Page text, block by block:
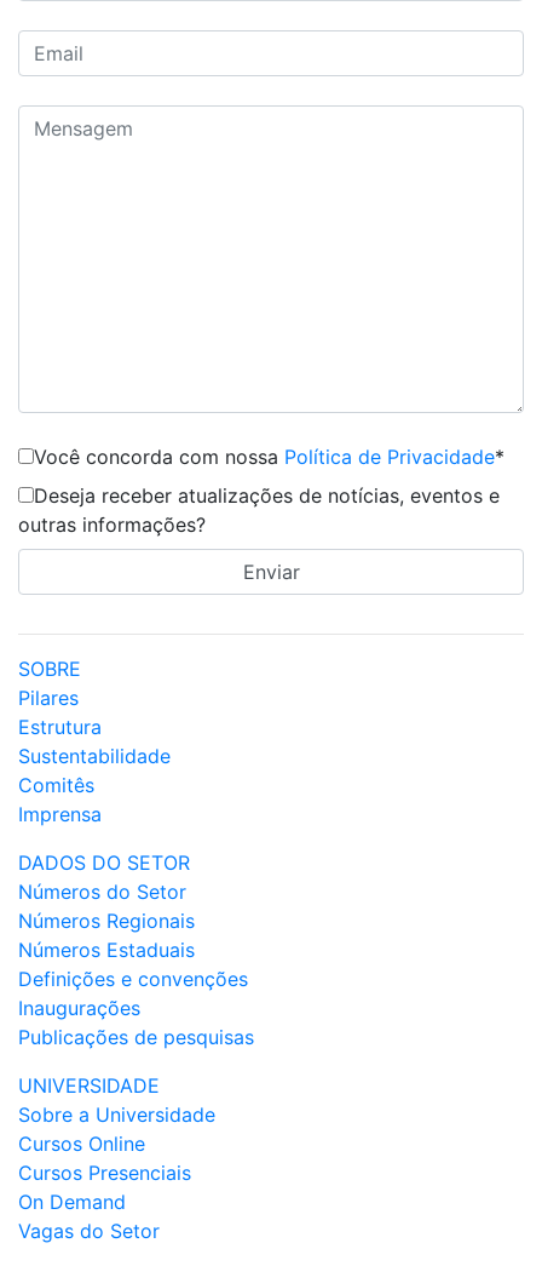
Você concorda com nossa Política de Privacidade*
Deseja receber atualizações de notícias, eventos e
outras informações?
SOBRE
Pilares
Estrutura
Sustentabilidade
Comitês
Imprensa
DADOS DO SETOR
Números do Setor
Números Regionais
Números Estaduais
Definições e convenções
Inaugurações
Publicações de pesquisas
UNIVERSIDADE
Sobre a Universidade
Cursos Online
Cursos Presenciais
On Demand
Vagas do Setor